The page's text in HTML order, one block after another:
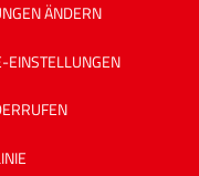
ÄNDERN
EINSTELLUNGEN